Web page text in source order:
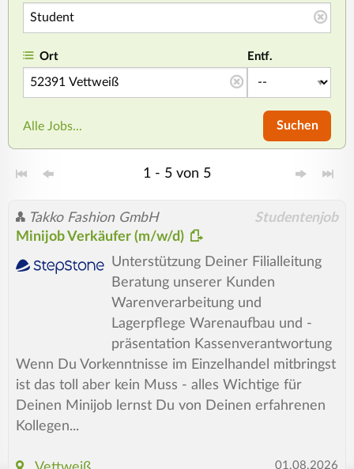
Ort Entf.
Alle Jobs... Suchen
1 - 5 von 5
Takko Fashion GmbH Studentenjob
Minijob Verkäufer (m/w/d)
Unterstützung Deiner Filialleitung
Beratung unserer Kunden
Warenverarbeitung und
Lagerpflege Warenaufbau und -
präsentation Kassenverantwortung
Wenn Du Vorkenntnisse im Einzelhandel mitbringst
ist das toll aber kein Muss - alles Wichtige für
Deinen Minijob lernst Du von Deinen erfahrenen
Kollegen...
01.08.2026